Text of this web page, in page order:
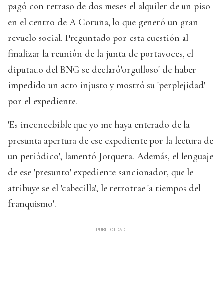
pagó con retraso de dos meses el alquiler de un piso
en el centro de A Coruña, lo que generó un gran
revuelo social. Preguntado por esta cuestión al
finalizar la reunión de la junta de portavoces, el
diputado del BNG se declaró'orgulloso' de haber
impedido un acto injusto y mostró su 'perplejidad'
por el expediente.
'Es inconcebible que yo me haya enterado de la
presunta apertura de ese expediente por la lectura de
un periódico', lamentó Jorquera. Además, el lenguaje
de ese 'presunto' expediente sancionador, que le
atribuye se el 'cabecilla', le retrotrae 'a tiempos del
franquismo'.